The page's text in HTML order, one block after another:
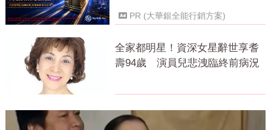
PR (大華銀全能行銷方案)
全家都明星！資深女星辭世享耆
壽94歲 演員兒悲洩臨終前病況